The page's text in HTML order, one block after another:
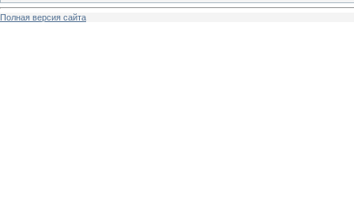
Полная версия сайта